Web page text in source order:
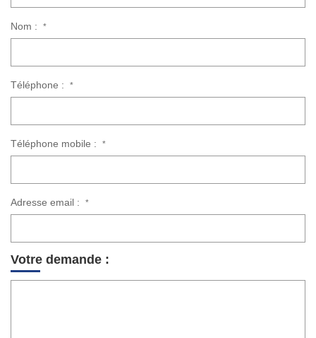
Nom : *
Téléphone : *
Téléphone mobile : *
Adresse email : *
Votre demande :